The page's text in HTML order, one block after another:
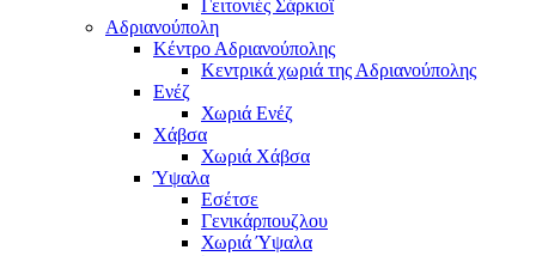
Γειτονιές Σάρκιοϊ
Αδριανούπολη
Κέντρο Αδριανούπολης
Κεντρικά χωριά της Αδριανούπολης
Ενέζ
Χωριά Ενέζ
Χάβσα
Χωριά Χάβσα
Ύψαλα
Εσέτσε
Γενικάρπουζλου
Χωριά Ύψαλα